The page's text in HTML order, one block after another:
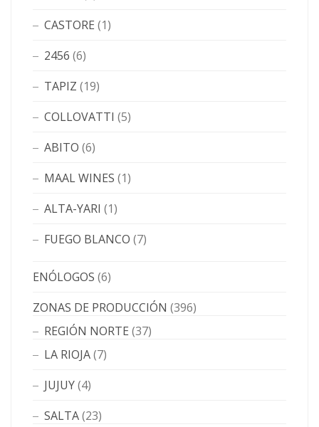
CASTORE (1)
2456 (6)
TAPIZ (19)
COLLOVATTI (5)
ABITO (6)
MAAL WINES (1)
ALTA-YARI (1)
FUEGO BLANCO (7)
ENÓLOGOS (6)
ZONAS DE PRODUCCIÓN (396)
REGIÓN NORTE (37)
LA RIOJA(7)
JUJUY(4)
SALTA(23)